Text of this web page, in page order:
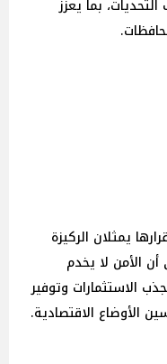
بما يعزز
يمثلان الركيزة
الأمن لا يخدم
الاستثمارات وتوفير
الأوضاع الاقتصادية.